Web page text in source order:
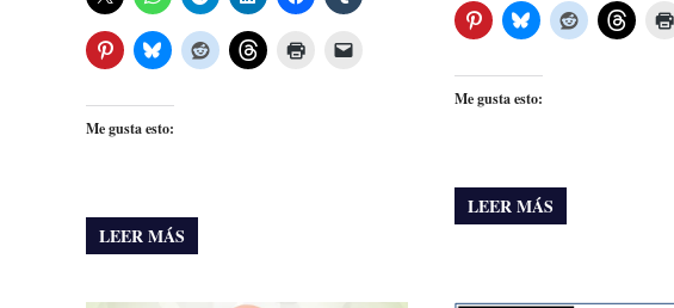
Me gusta esto:
LEER MÁS
Me gusta esto:
LEER MÁS